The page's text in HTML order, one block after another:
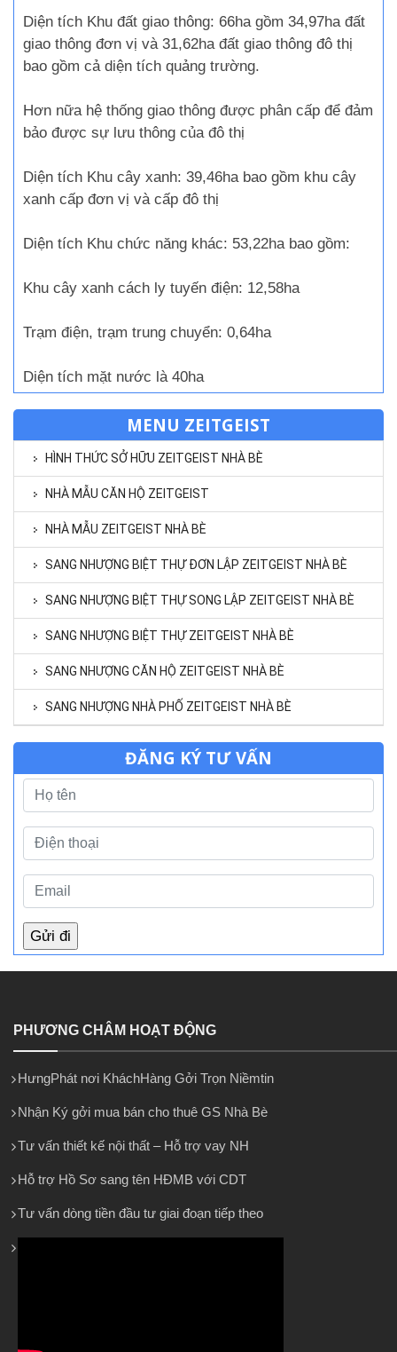
Diện tích Khu đất giao thông: 66ha gồm 34,97ha đất
giao thông đơn vị và 31,62ha đất giao thông đô thị
bao gồm cả diện tích quảng trường.
Hơn nữa hệ thống giao thông được phân cấp để đảm
bảo được sự lưu thông của đô thị
Diện tích Khu cây xanh: 39,46ha bao gồm khu cây
xanh cấp đơn vị và cấp đô thị
Diện tích Khu chức năng khác: 53,22ha bao gồm:
Khu cây xanh cách ly tuyến điện: 12,58ha
Trạm điện, trạm trung chuyển: 0,64ha
Diện tích mặt nước là 40ha
MENU ZEITGEIST
HÌNH THỨC SỞ HỮU ZEITGEIST NHÀ BÈ
NHÀ MẪU CĂN HỘ ZEITGEIST
NHÀ MẪU ZEITGEIST NHÀ BÈ
SANG NHƯỢNG BIỆT THỰ ĐƠN LẬP ZEITGEIST NHÀ BÈ
SANG NHƯỢNG BIỆT THỰ SONG LẬP ZEITGEIST NHÀ BÈ
SANG NHƯỢNG BIỆT THỰ ZEITGEIST NHÀ BÈ
SANG NHƯỢNG CĂN HỘ ZEITGEIST NHÀ BÈ
SANG NHƯỢNG NHÀ PHỐ ZEITGEIST NHÀ BÈ
ĐĂNG KÝ TƯ VẤN
PHƯƠNG CHÂM HOẠT ĐỘNG
HưngPhát nơi KháchHàng Gởi Trọn Niềmtin
Nhận Ký gởi mua bán cho thuê GS Nhà Bè
Tư vấn thiết kế nội thất – Hỗ trợ vay NH
Hỗ trợ Hồ Sơ sang tên HĐMB với CDT
Tư vấn dòng tiền đầu tư giai đoạn tiếp theo